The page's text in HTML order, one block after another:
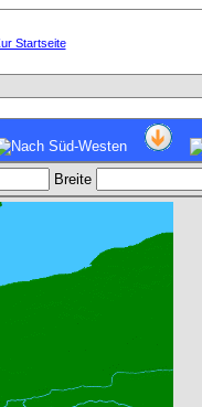
Breite